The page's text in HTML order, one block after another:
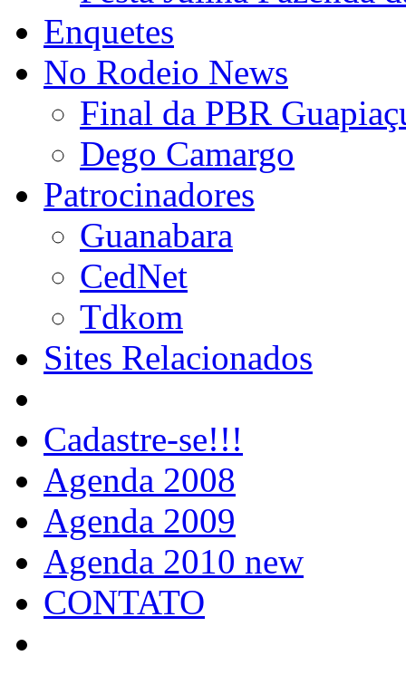
Enquetes
No Rodeio News
Final da PBR
Dego Camargo
Patrocinadores
Guanabara
CedNet
Tdkom
Sites Relacionados
Cadastre-se!!!
Agenda 2008
Agenda 2009
Agenda 2010 new
CONTATO